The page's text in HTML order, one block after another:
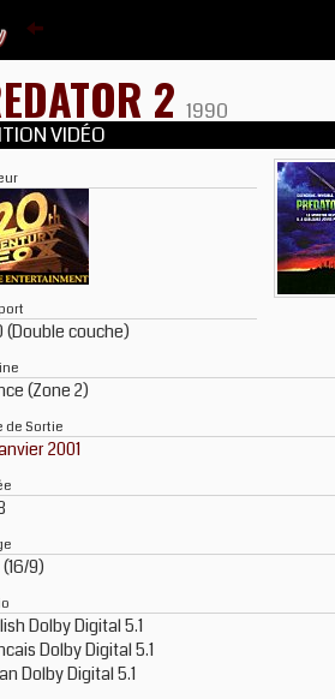
2 1990
VIDÉO
(Double couche)
(Zone 2)
de Sortie
2001
(16/9)
Dolby Digital 5.1
Dolby Digital 5.1
Dolby Digital 5.1